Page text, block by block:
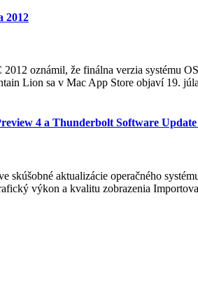
2012
oznámil, že finálna verzia systému
Lion sa v Mac App Store objaví 19.
4 a Thunderbolt Software Update
aktualizácie operačného
výkon a kvalitu zobrazenia